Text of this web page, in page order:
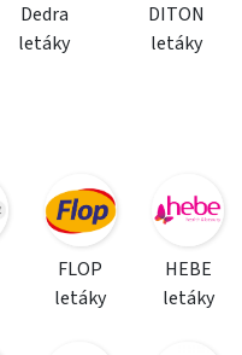
Dedra
letáky
DITON
letáky
FLOP
letáky
HEBE
letáky